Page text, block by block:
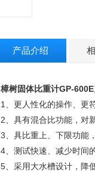
产品介绍
樟树固体比重计GP-600E
1、更人性化的操作、更
2、具有混合比功能，对
3、具比重上、下限功能
4、测试快速、减少时间
5、采用大水槽设计，降